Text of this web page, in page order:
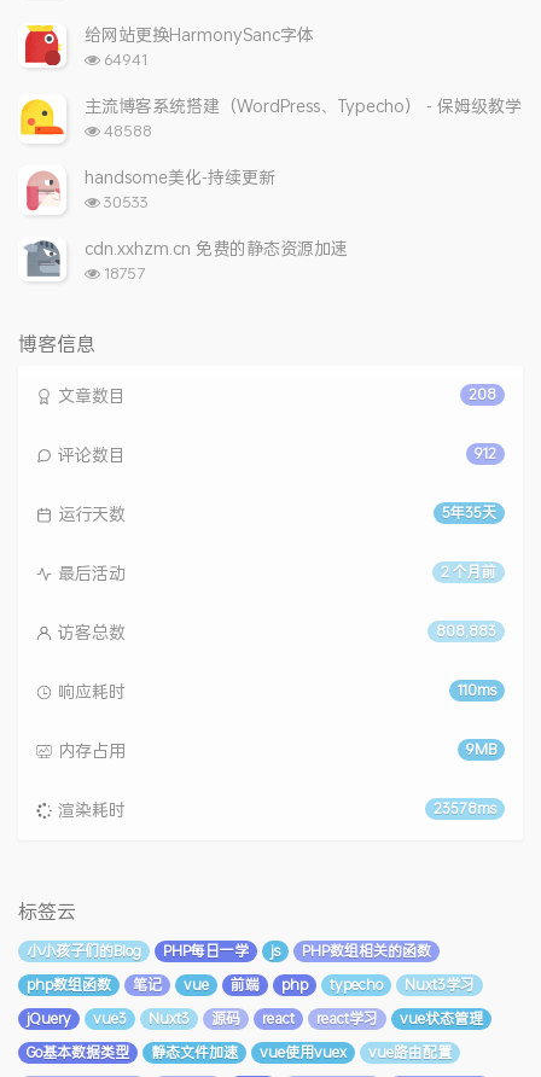
次
数:
给网站更换HarmonySanc字体
浏
次
数:
64941
主流博客系统搭建（WordPress、Typecho） - 保姆级教学
浏
次
数:
48588
handsome美化-持续更新
浏
次
数:
30533
cdn.xxhzm.cn 免费的静态资源加速
浏
18757
博客信息
208
文章数目
912
评论数目
5年35天
运行天数
2 个月前
最后活动
808,883
访客总数
110ms
响应耗时
9MB
内存占用
23578ms
渲染耗时
标签云
小小孩子们的Blog PHP每日一学 js
PHP数组相关的函数
php数组函数
笔记 vue 前端 php typecho
Nuxt3学习
jQuery
vue3 Nuxt3 源码 react react学习
vue状态管理
Go基本数据类型
静态文件加速 vue使用vuex
vue路由配置